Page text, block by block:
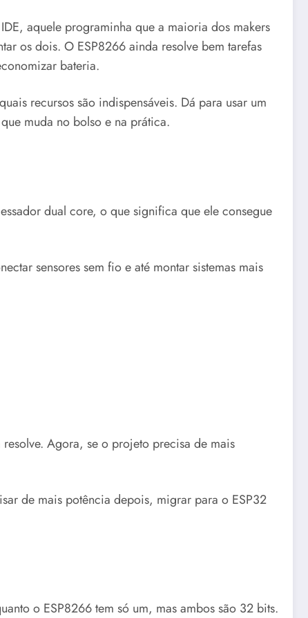
aquele programinha que a maioria dos makers
os dois. O ESP8266 ainda resolve bem tarefas
bateria.
recursos são indispensáveis. Dá para usar um
muda no bolso e na prática.
dual core, o que significa que ele consegue
sensores sem fio e até montar sistemas mais
Agora, se o projeto precisa de mais
de mais potência depois, migrar para o ESP32
o ESP8266 tem só um, mas ambos são 32 bits.